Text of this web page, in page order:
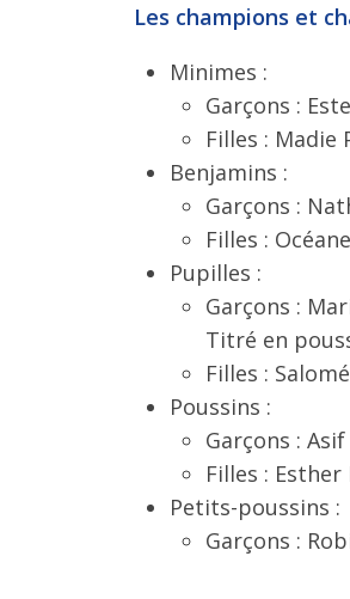
Les champions et
Minimes :
Garçons :
Filles : Madie
Benjamins :
Garçons :
Filles :
Pupilles :
Garçons :
Titré en
Filles :
Poussins :
Garçons :
Filles :
Petits-poussins :
Garçons :